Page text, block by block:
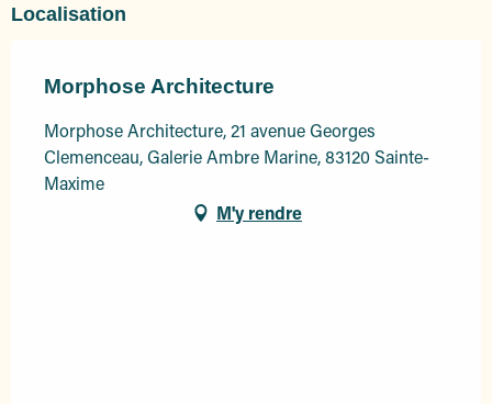
Localisation
Morphose Architecture
Morphose Architecture, 21 avenue Georges
Clemenceau, Galerie Ambre Marine, 83120 Sainte-
Maxime
M'y rendre